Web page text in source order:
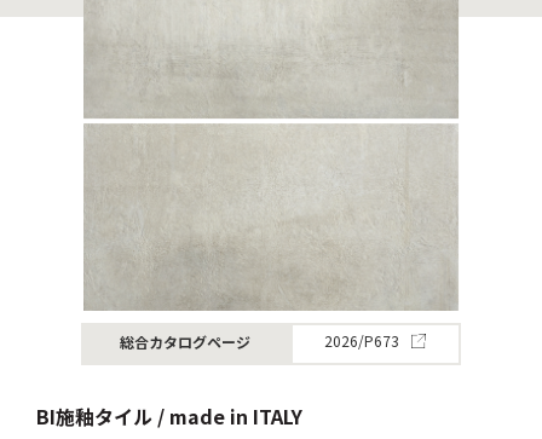
総合カタログページ 2026/P673
BI施釉タイル / made in ITALY